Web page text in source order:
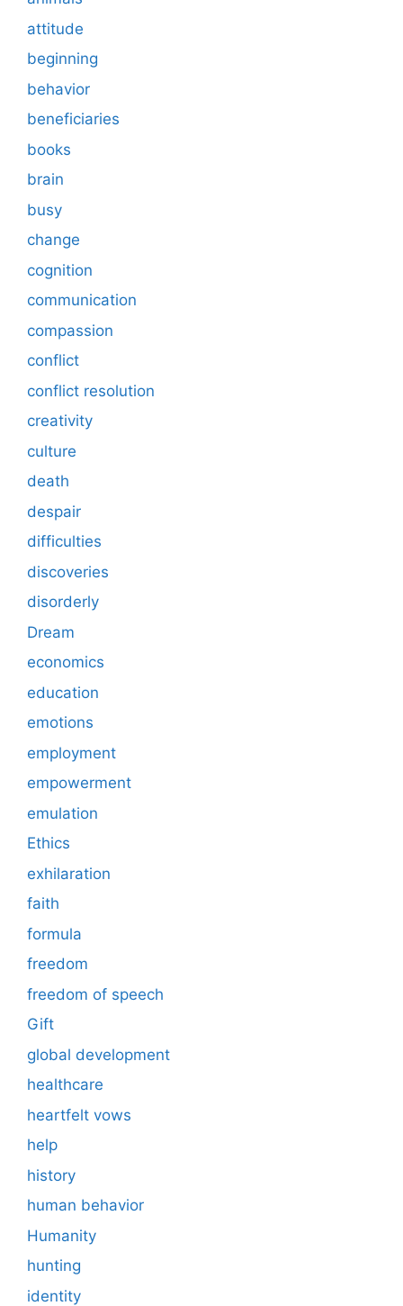
attitude
beginning
behavior
beneficiaries
books
brain
busy
change
cognition
communication
compassion
conflict
conflict resolution
creativity
culture
death
despair
difficulties
discoveries
disorderly
Dream
economics
education
emotions
employment
empowerment
emulation
Ethics
exhilaration
faith
formula
freedom
freedom of speech
Gift
global development
healthcare
heartfelt vows
help
history
human behavior
Humanity
hunting
identity